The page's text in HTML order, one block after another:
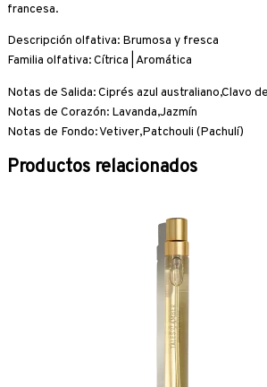
francesa.
Descripción olfativa: Brumosa y fresca
Familia olfativa: Cítrica | Aromática
Notas de Salida: Ciprés azul australiano,Clavo
Notas de Corazón: Lavanda,Jazmín
Notas de Fondo: Vetiver,Patchouli (Pachulí)
Productos relacionados